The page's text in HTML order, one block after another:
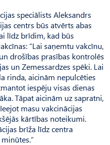
speciālists Aleksandrs
centrs būs atvērts abas
līdz brīdim, kad būs
“Lai saņemtu vakcīnu,
drošības prasības kontrolēs
un Zemessardzes spēki. Lai
rinda, aicinām nepulcēties
iespēju visas dienas
Tāpat aicinām uz sapratni,
masu vakcinācijas
kārtības noteikumi.
brīža līdz centra